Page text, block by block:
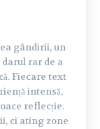
gândirii, un
rar de a
Fiecare text
intensă,
reflecție.
ci ating zone